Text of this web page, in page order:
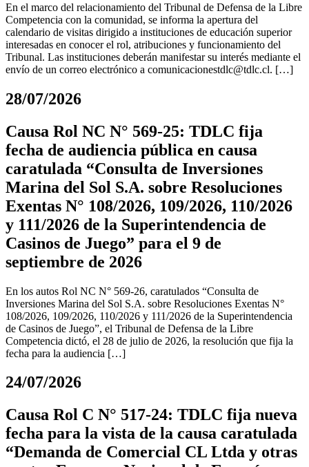
En el marco del relacionamiento del Tribunal de Defensa de la Libre
Competencia con la comunidad, se informa la apertura del
calendario de visitas dirigido a instituciones de educación superior
interesadas en conocer el rol, atribuciones y funcionamiento del
Tribunal. Las instituciones deberán manifestar su interés mediante el
envío de un correo electrónico a comunicacionestdlc@tdlc.cl. […]
28/07/2026
Causa Rol NC N° 569-25: TDLC fija
fecha de audiencia pública en causa
caratulada “Consulta de Inversiones
Marina del Sol S.A. sobre Resoluciones
Exentas N° 108/2026, 109/2026, 110/2026
y 111/2026 de la Superintendencia de
Casinos de Juego” para el 9 de
septiembre de 2026
En los autos Rol NC N° 569-26, caratulados “Consulta de
Inversiones Marina del Sol S.A. sobre Resoluciones Exentas N°
108/2026, 109/2026, 110/2026 y 111/2026 de la Superintendencia
de Casinos de Juego”, el Tribunal de Defensa de la Libre
Competencia dictó, el 28 de julio de 2026, la resolución que fija la
fecha para la audiencia […]
24/07/2026
Causa Rol C N° 517-24: TDLC fija nueva
fecha para la vista de la causa caratulada
“Demanda de Comercial CL Ltda y otras